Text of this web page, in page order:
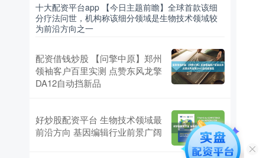
十大配资平台app 【今日主题前瞻】全球首款该细
分疗法问世，机构称该细分领域是生物技术领域较
为前沿方向之一
配资借钱炒股 【问擎中原】郑州
领袖客户百里实测 点赞东风龙擎
DA12自动挡新品
好炒股配资平台 生物技术领域最
前沿方向 基因编辑行业前景广阔